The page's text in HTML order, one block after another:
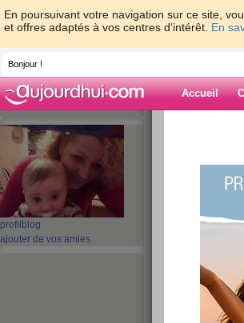
En poursuivant votre navigation sur ce site,
et offres adaptés à vos centres d'intérêt. En
Bonjour !
Accueil
profil blog
ajouter de vos amies
Blog
8eme